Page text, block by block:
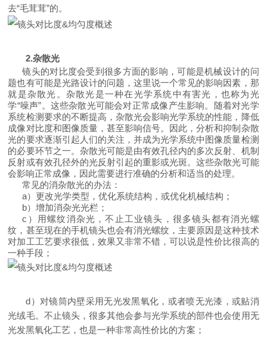
去“毛茸茸”的。
2.杂散光
镜头的对比度会受到很多方面的影响，可能是机械设计的问
题也有可能是光路设计的问题，这里说一个常见的影响因素，那
就是杂散光。杂散光是一种在光学系统中有害光，也称为光
学“噪声”。这些杂散光可能会对正常成像产生影响。随着对光学
系统检测要求的不断提高，杂散光会影响光学系统的性能，降低
成像对比度和图像质量，甚至影响信号。因此，分析和抑制杂散
光的要求逐渐引起人们的关注，并成为光学系统中图像质量检测
的必要环节之一。杂散光可能是由有效孔径内的多次反射、机制
反射或有效孔径外的光反射引起的重影或光斑。这些杂散光可能
会影响正常成像，因此需要进行准确的分析和适当的处理。
常见的消杂散光的办法：
a）更改光学类型，优化系统结构，或优化机械结构；
b）增加消杂光光栏；
c ）用螺纹消杂光，不止工业镜头，很多镜头都有消光螺
纹，甚至现在的手机镜头也会有消光螺纹，主要原因是这种技术
对加工工艺要求很低，效果又非常不错，可以说是性价比很高的
一种手段；
d）对镜筒内壁采用无光发黑氧化，或者喷无光漆，或贴消
光绒毛。不止镜头，很多其他会参与光学系统的部件也会使用无
光发黑氧化工艺，也是一种非常高性价比的方案；